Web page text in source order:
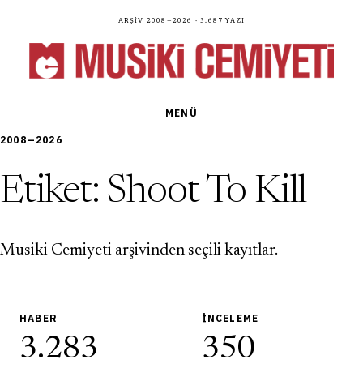
Arşiv 2008—2026 · 3.687 yazı
MENÜ
2008—2026
Etiket: Shoot To Kill
Musiki Cemiyeti arşivinden seçili kayıtlar.
HABER
3.283
İNCELEME
350